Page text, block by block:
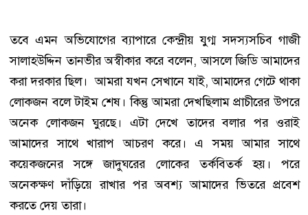
তবে এমন অভিযোগের ব্যাপারে কেন্দ্রীয় যুগ্ম সদস্যসচিব গাজী
সালাহউদ্দিন তানভীর অস্বীকার করে বলেন, আসলে জিডি আমাদের
করা দরকার ছিল। আমরা যখন সেখানে যাই, আমাদের গেটে থাকা
লোকজন বলে টাইম শেষ। কিন্তু আমরা দেখছিলাম প্রাচীরের উপরে
অনেক লোকজন ঘুরছে। এটা দেখে তাদের বলার পর ওরাই
আমাদের সাথে খারাপ আচরণ করে। এ সময় আমার সাথে
কয়েকজনের সঙ্গে জাদুঘরের লোকের তর্কবিতর্ক হয়। পরে
অনেকক্ষণ দাঁড়িয়ে রাখার পর অবশ্য আমাদের ভিতরে প্রবেশ
করতে দেয় তারা।